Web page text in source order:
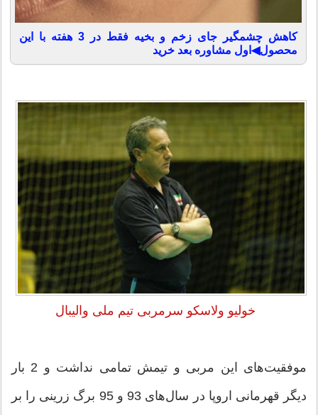
کاهش چشمگیر جای زخم و بخیه فقط در 3 هفته با این
محصول◀اول مشاوره بعد خرید
خولیو ولاسکو سرمربی تیم ملی والیبال
موفقیت‌های این مربی و تیمش تمامی نداشت و 2 بار
دیگر قهرمانی اروپا در سال‌های 93 و 95 برگ زرینی را بر